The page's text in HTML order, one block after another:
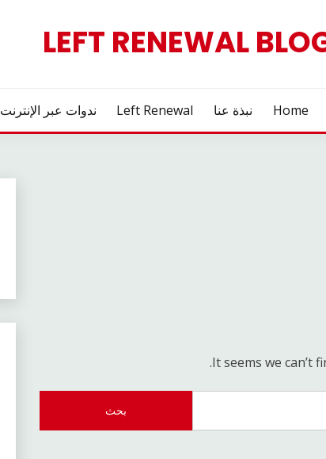
LEFT RENEWAL
Home نبذة عنا Left Renewal ندوات عبر الإنترنت
It seems we can’t